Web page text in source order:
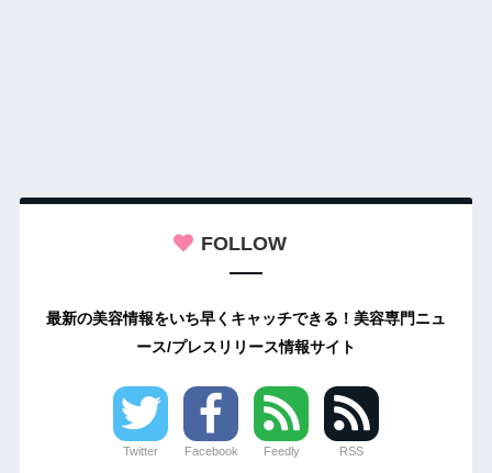
FOLLOW
最新の美容情報をいち早くキャッチできる！美容専門ニュ
ース/プレスリリース情報サイト
Twitter Facebook Feedly RSS